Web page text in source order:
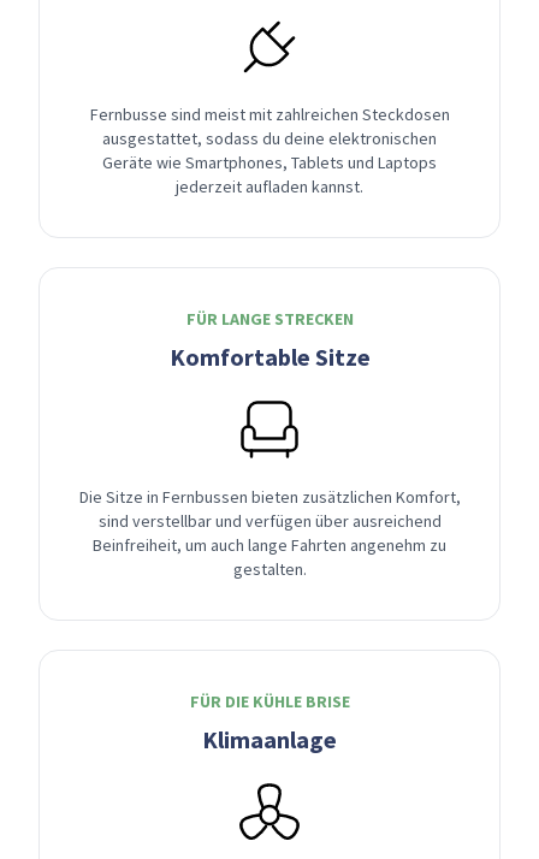
Fernbusse sind meist mit zahlreichen Steckdosen
ausgestattet, sodass du deine elektronischen
Geräte wie Smartphones, Tablets und Laptops
jederzeit aufladen kannst.
FÜR LANGE STRECKEN
Komfortable Sitze
Die Sitze in Fernbussen bieten zusätzlichen Komfort,
sind verstellbar und verfügen über ausreichend
Beinfreiheit, um auch lange Fahrten angenehm zu
gestalten.
FÜR DIE KÜHLE BRISE
Klimaanlage